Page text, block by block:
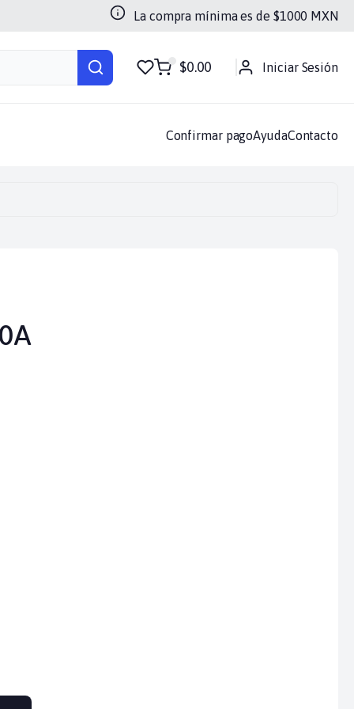
La compra mínima es de $1000 MXN
$0.00 Iniciar Sesión
Memorias OtrosSoportes Sin categoria
Confirmar pagoAyudaContacto